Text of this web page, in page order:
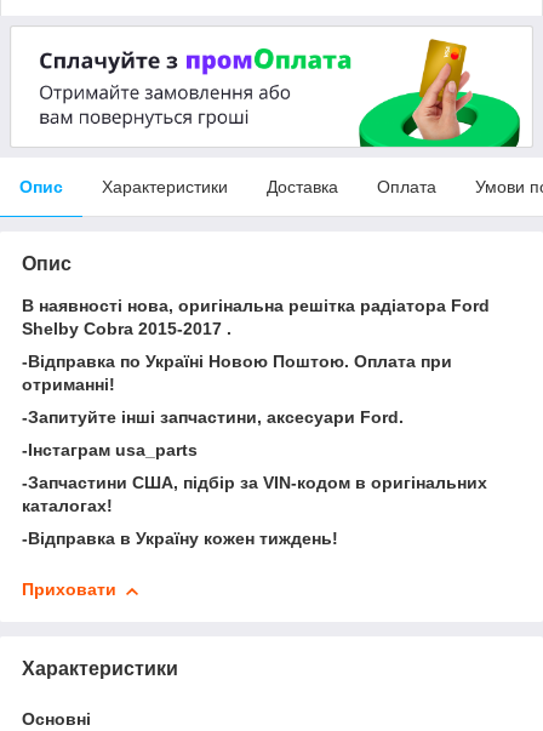
Опис Характеристики Доставка Оплата Умови
Опис
В наявності нова, оригінальна решітка радіатора Ford
Shelby Cobra 2015-2017 .
-Відправка по Україні Новою Поштою. Оплата при
отриманні!
-Запитуйте інші запчастини, аксесуари Ford.
-Інстаграм usa_parts
-Запчастини США, підбір за VIN-кодом в оригінальних
каталогах!
-Відправка в Україну кожен тиждень!
Приховати
Характеристики
Основні